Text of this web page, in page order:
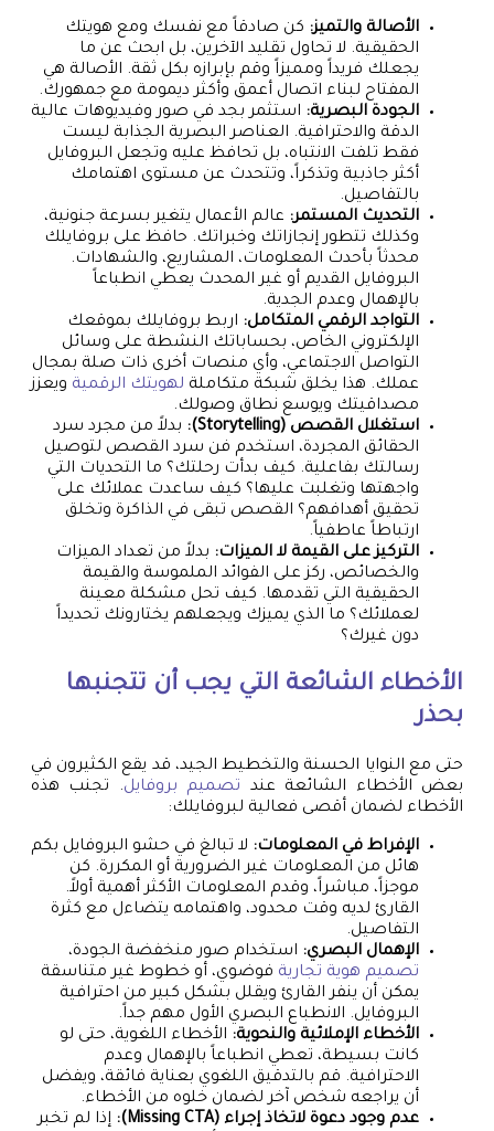
الأصالة والتميز: كن صادقاً مع نفسك ومع هويتك
الحقيقية. لا تحاول تقليد الآخرين، بل ابحث عن ما
يجعلك فريداً ومميزاً وقم بإبرازه بكل ثقة. الأصالة هي
المفتاح لبناء اتصال أعمق وأكثر ديمومة مع جمهورك.
الجودة البصرية: استثمر بجد في صور وفيديوهات عالية
الدقة والاحترافية. العناصر البصرية الجذابة ليست
فقط تلفت الانتباه، بل تحافظ عليه وتجعل البروفايل
أكثر جاذبية وتذكراً، وتتحدث عن مستوى اهتمامك
بالتفاصيل.
التحديث المستمر: عالم الأعمال يتغير بسرعة جنونية،
وكذلك تتطور إنجازاتك وخبراتك. حافظ على بروفايلك
محدثاً بأحدث المعلومات، المشاريع، والشهادات.
البروفايل القديم أو غير المحدث يعطي انطباعاً
بالإهمال وعدم الجدية.
التواجد الرقمي المتكامل: اربط بروفايلك بموقعك
الإلكتروني الخاص، بحساباتك النشطة على وسائل
التواصل الاجتماعي، وأي منصات أخرى ذات صلة بمجال
عملك. هذا يخلق شبكة متكاملة لهويتك الرقمية ويعزز
مصداقيتك ويوسع نطاق وصولك.
استغلال القصص (Storytelling):
بدلاً من مجرد سرد
الحقائق المجردة، استخدم فن سرد القصص لتوصيل
رسالتك بفاعلية. كيف بدأت رحلتك؟ ما التحديات التي
واجهتها وتغلبت عليها؟ كيف ساعدت عملائك على
تحقيق أهدافهم؟ القصص تبقى في الذاكرة وتخلق
ارتباطاً عاطفياً.
التركيز على القيمة لا الميزات: بدلاً من تعداد الميزات
والخصائص، ركز على الفوائد الملموسة والقيمة
الحقيقية التي تقدمها. كيف تحل مشكلة معينة
لعملائك؟ ما الذي يميزك ويجعلهم يختارونك تحديداً
دون غيرك؟
الأخطاء الشائعة التي يجب أن تتجنبها
بحذر
حتى مع النوايا الحسنة والتخطيط الجيد، قد يقع الكثيرون في
بعض الأخطاء الشائعة عند تصميم بروفايل. تجنب هذه
الأخطاء لضمان أقصى فعالية لبروفايلك:
الإفراط في المعلومات: لا تبالغ في حشو البروفايل بكم
هائل من المعلومات غير الضرورية أو المكررة. كن
موجزاً، مباشراً، وقدم المعلومات الأكثر أهمية أولاً.
القارئ لديه وقت محدود، واهتمامه يتضاءل مع كثرة
التفاصيل.
الإهمال البصري: استخدام صور منخفضة الجودة،
تصميم هوية تجارية فوضوي، أو خطوط غير متناسقة
يمكن أن ينفر القارئ ويقلل بشكل كبير من احترافية
البروفايل. الانطباع البصري الأول مهم جداً.
الأخطاء الإملائية والنحوية: الأخطاء اللغوية، حتى لو
كانت بسيطة، تعطي انطباعاً بالإهمال وعدم
الاحترافية. قم بالتدقيق اللغوي بعناية فائقة، ويفضل
أن يراجعه شخص آخر لضمان خلوه من الأخطاء.
عدم وجود دعوة لاتخاذ إجراء (Missing CTA):
إذا لم تخبر